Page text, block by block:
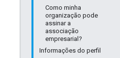
Como minha
organização pode
assinar a
associação
empresarial?
Informações do perfil